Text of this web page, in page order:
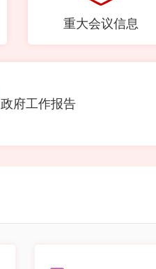
重大会议信息
政府工作报告